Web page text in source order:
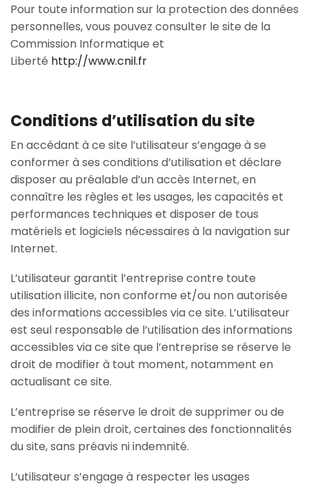
Pour toute information sur la protection des données
personnelles, vous pouvez consulter le site de la
Commission Informatique et
Liberté http://www.cnil.fr
Conditions d’utilisation du site
En accédant à ce site l’utilisateur s’engage à se
conformer à ses conditions d’utilisation et déclare
disposer au préalable d’un accès Internet, en
connaître les règles et les usages, les capacités et
performances techniques et disposer de tous
matériels et logiciels nécessaires à la navigation sur
Internet.
L’utilisateur garantit l’entreprise contre toute
utilisation illicite, non conforme et/ou non autorisée
des informations accessibles via ce site. L’utilisateur
est seul responsable de l’utilisation des informations
accessibles via ce site que l’entreprise se réserve le
droit de modifier à tout moment, notamment en
actualisant ce site.
L’entreprise se réserve le droit de supprimer ou de
modifier de plein droit, certaines des fonctionnalités
du site, sans préavis ni indemnité.
L’utilisateur s’engage à respecter les usages